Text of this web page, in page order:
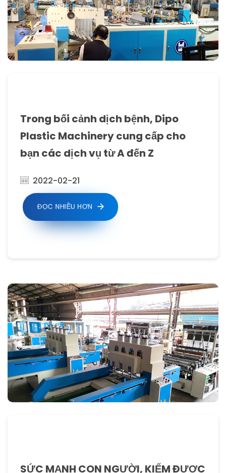
Trong bối cảnh dịch bệnh, Dipo
Plastic Machinery cung cấp cho
bạn các dịch vụ từ A đến Z
2022-02-21
ĐỌC NHIỀU HƠN
SỨC MẠNH CON NGƯỜI, KIẾM ĐƯỢC